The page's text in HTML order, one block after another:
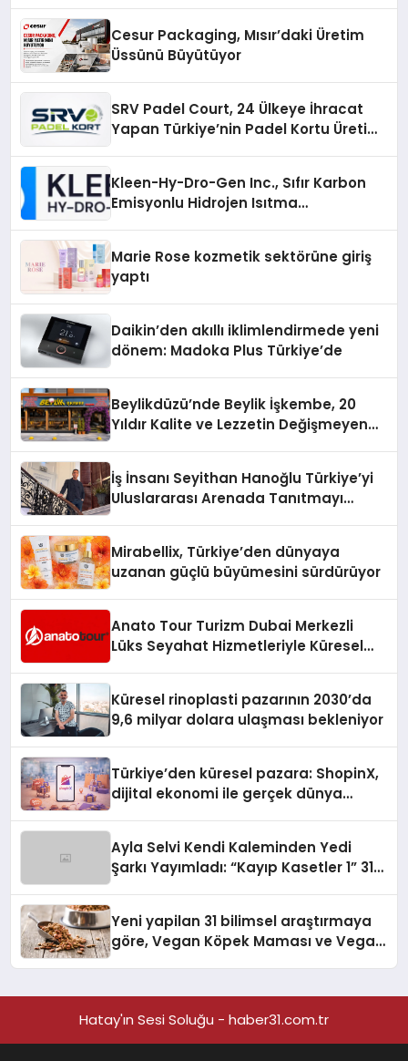
Cesur Packaging, Mısır’daki Üretim
Üssünü Büyütüyor
SRV Padel Court, 24 Ülkeye İhracat
Yapan Türkiye’nin Padel Kortu Üretim
Kleen-Hy-Dro-Gen Inc., Sıfır Karbon
Emisyonlu Hidrojen Isıtma
Marie Rose kozmetik sektörüne giriş
yaptı
Daikin’den akıllı iklimlendirmede yeni
dönem: Madoka Plus Türkiye’de
Beylikdüzü’nde Beylik İşkembe, 20
Yıldır Kalite ve Lezzetin Değişmeyen
İş İnsanı Seyithan Hanoğlu Türkiye’yi
Uluslararası Arenada Tanıtmayı
Mirabellix, Türkiye’den dünyaya
uzanan güçlü büyümesini sürdürüyor
Anato Tour Turizm Dubai Merkezli
Lüks Seyahat Hizmetleriyle Küresel
Küresel rinoplasti pazarının 2030’da
9,6 milyar dolara ulaşması bekleniyor
Türkiye’den küresel pazara: ShopinX,
dijital ekonomi ile gerçek dünya
Ayla Selvi Kendi Kaleminden Yedi
Şarkı Yayımladı: “Kayıp Kasetler 1” 31
Yeni yapilan 31 bilimsel araştırmaya
göre, Vegan Köpek Maması ve Vegan
Hatay'ın Sesi Soluğu - haber31.com.tr